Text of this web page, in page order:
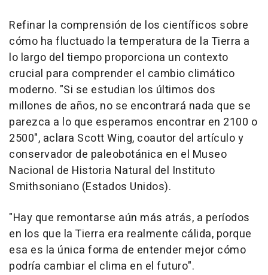
Refinar la comprensión de los científicos sobre
cómo ha fluctuado la temperatura de la Tierra a
lo largo del tiempo proporciona un contexto
crucial para comprender el cambio climático
moderno. "Si se estudian los últimos dos
millones de años, no se encontrará nada que se
parezca a lo que esperamos encontrar en 2100 o
2500", aclara Scott Wing, coautor del artículo y
conservador de paleobotánica en el Museo
Nacional de Historia Natural del Instituto
Smithsoniano (Estados Unidos).
"Hay que remontarse aún más atrás, a períodos
en los que la Tierra era realmente cálida, porque
esa es la única forma de entender mejor cómo
podría cambiar el clima en el futuro".